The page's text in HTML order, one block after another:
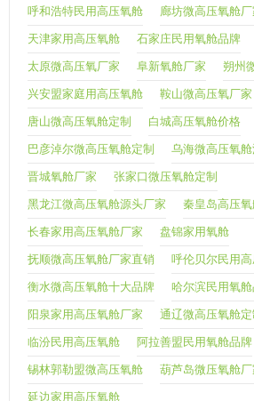
呼和浩特民用高压氧舱 廊坊微高压氧舱
天津家用高压氧舱 石家庄民用氧舱品牌
太原微高压氧厂家 阜新氧舱厂家 朔州
兴安盟家庭用高压氧舱 鞍山微高压氧厂家
唐山微高压氧舱定制 白城高压氧舱价格
巴彦淖尔微高压氧舱定制 乌海微高压氧
晋城氧舱厂家 张家口微压氧舱定制
黑龙江微高压氧舱源头厂家 秦皇岛高压氧
长春家用高压氧舱厂家 盘锦家用氧舱
抚顺微高压氧舱厂家直销 呼伦贝尔民用
衡水微高压氧舱十大品牌 哈尔滨民用氧
阳泉家用高压氧舱厂家 通辽微高压氧舱定
临汾民用高压氧舱 阿拉善盟民用氧舱品牌
锡林郭勒盟微高压氧舱 葫芦岛微压氧舱厂
延边家用高压氧舱